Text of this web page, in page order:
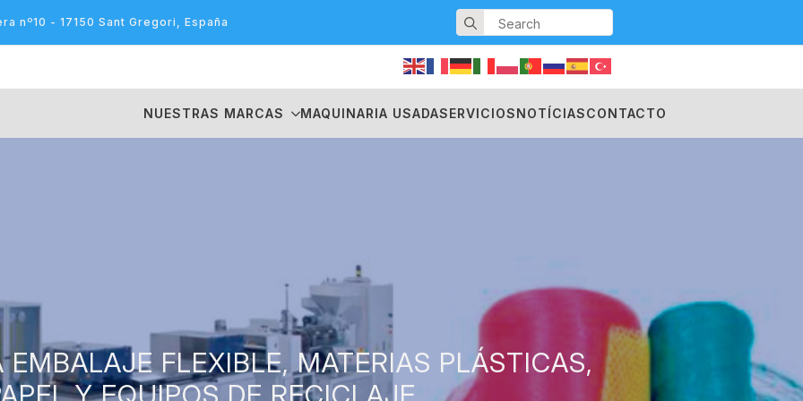
nº10 - 17150 Sant Gregori, España
Search
for:
NUESTRAS MARCAS MAQUINARIA USADASERVICIOSNOTÍCIASCONTACTO
EMBALAJE FLEXIBLE, MATERIAS PLÁSTICAS,
Y EQUIPOS DE RECICLAJE